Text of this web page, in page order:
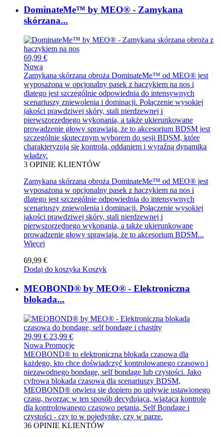
DominateMe™ by MEO® - Zamykana
skórzana...
69,99 €
Nowa
Zamykana skórzana obroża DominateMe™ od MEO® jest
wyposażona w opcjonalny pasek z haczykiem na nos i
dlatego jest szczególnie odpowiednia do intensywnych
scenariuszy zniewolenia i dominacji. Połączenie wysokiej
jakości prawdziwej skóry, stali nierdzewnej i
pierwszorzędnego wykonania, a także ukierunkowane
prowadzenie głowy sprawiają, że to akcesorium BDSM jest
szczególnie skutecznym wyborem do sesji BDSM, które
charakteryzują się kontrolą, oddaniem i wyraźną dynamiką
władzy.
3 OPINIE KLIENTÓW
Zamykana skórzana obroża DominateMe™ od MEO® jest
wyposażona w opcjonalny pasek z haczykiem na nos i
dlatego jest szczególnie odpowiednia do intensywnych
scenariuszy zniewolenia i dominacji. Połączenie wysokiej
jakości prawdziwej skóry, stali nierdzewnej i
pierwszorzędnego wykonania, a także ukierunkowane
prowadzenie głowy sprawiają, że to akcesorium BDSM...
Więcej
69,99 €
Dodaj do koszyka Koszyk
MEOBOND® by MEO® - Elektroniczna
blokada...
29,99 € 23,99 €
Nowa Promocje
MEOBOND® to elektroniczna blokada czasowa dla
każdego, kto chce doświadczyć kontrolowanego czasowo i
niezawodnego bondage, self bondage lub czystości. Jako
cyfrowa blokada czasowa dla scenariuszy BDSM,
MEOBOND® otwiera się dopiero po upływie ustawionego
czasu, tworząc w ten sposób decydującą, wiążącą kontrolę
dla kontrolowanego czasowo pętania, Self Bondage i
czystości - czy to w pojedynkę, czy w parze.
36 OPINIE KLIENTÓW